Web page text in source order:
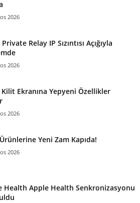
2026
Relay IP Sızıntısı Açığıyla
2026
Kilit Ekranına Yepyeni Özellikler
2026
Yeni Zam Kapıda!
2026
Health Apple Health Senkronizasyonu